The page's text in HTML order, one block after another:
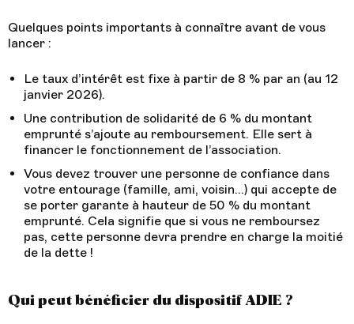
Quelques points importants à connaître avant de vous
lancer :
Le taux d’intérêt est fixe à partir de 8 % par an (au 12
janvier 2026).
Une contribution de solidarité de 6 % du montant
emprunté s’ajoute au remboursement. Elle sert à
financer le fonctionnement de l’association.
Vous devez trouver une personne de confiance dans
votre entourage (famille, ami, voisin…) qui accepte de
se porter garante à hauteur de 50 % du montant
emprunté. Cela signifie que si vous ne remboursez
pas, cette personne devra prendre en charge la moitié
de la dette !
Qui peut bénéficier du dispositif ADIE ?